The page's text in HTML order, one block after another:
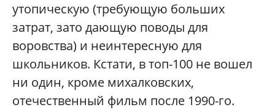
утопическую (требующую больших
затрат, зато дающую поводы для
воровства) и неинтересную для
школьников. Кстати, в топ-100 не вошел
ни один, кроме михалковских,
отечественный фильм после 1990-го.